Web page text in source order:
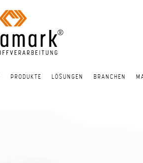
PRODUKTE LÖSUNGEN BRANCHEN